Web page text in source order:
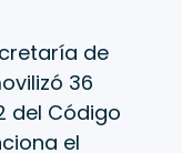
de
36
del Código
el